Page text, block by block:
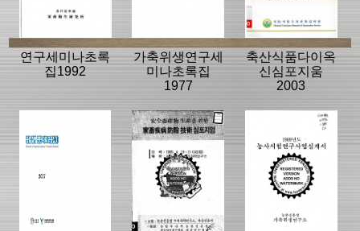
연구세미나초록
집1992
가축위생연구세
미나초록집
1977
축산식품다이옥
신심포지움
2003